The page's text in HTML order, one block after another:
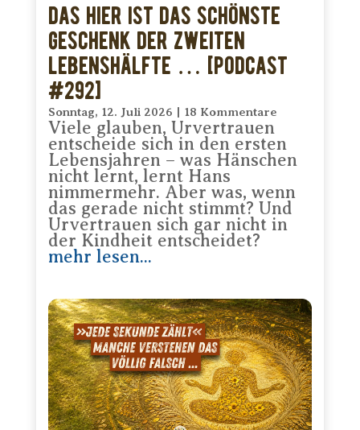
Das hier ist das schönste
Geschenk der zweiten
Lebenshälfte … [PODCAST
#292]
Sonntag, 12. Juli 2026 18 Kommentare
Viele glauben, Urvertrauen
entscheide sich in den ersten
Lebensjahren – was Hänschen
nicht lernt, lernt Hans
nimmermehr. Aber was, wenn
das gerade nicht stimmt? Und
Urvertrauen sich gar nicht in
der Kindheit entscheidet?
mehr lesen...